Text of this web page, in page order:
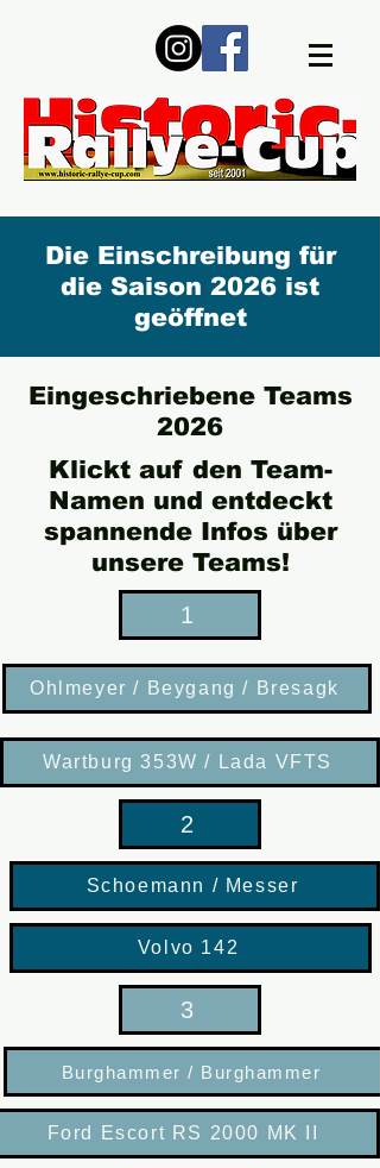
Die Einschreibung für
die Saison 2026 ist
geöffnet
Eingeschriebene Teams
2026
Klickt auf den Team-
Namen und entdeckt
spannende Infos über
unsere Teams!
1
Ohlmeyer / Beygang / Bresagk
Wartburg 353W / Lada VFTS
2
Schoemann / Messer
Volvo 142
3
Burghammer / Burghammer
Ford Escort RS 2000 MK II